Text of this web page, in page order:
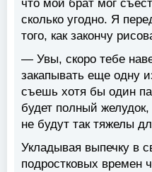
что мой брат мог
сколько угодно. Я
того, как закончу
— Увы, скоро тебе
закапывать еще одну
съешь хотя бы один
будет полный
не будут так тяжелы
Укладывая выпечку в
подростковых времен